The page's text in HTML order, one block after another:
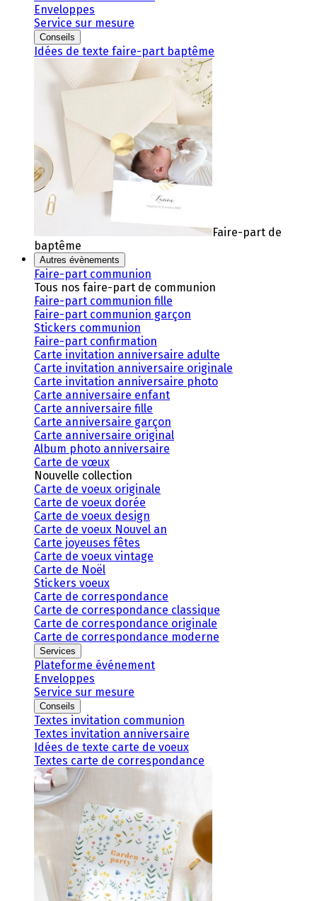
Enveloppes
Service sur mesure
Conseils
Idées de texte faire-part baptême
Faire-part de
baptême
Autres évènements
Faire-part communion
Tous nos faire-part de communion
Faire-part communion fille
Faire-part communion garçon
Stickers communion
Faire-part confirmation
Carte invitation anniversaire adulte
Carte invitation anniversaire originale
Carte invitation anniversaire photo
Carte anniversaire enfant
Carte anniversaire fille
Carte anniversaire garçon
Carte anniversaire original
Album photo anniversaire
Carte de vœux
Nouvelle collection
Carte de voeux originale
Carte de voeux dorée
Carte de voeux design
Carte de voeux Nouvel an
Carte joyeuses fêtes
Carte de voeux vintage
Carte de Noël
Stickers voeux
Carte de correspondance
Carte de correspondance classique
Carte de correspondance originale
Carte de correspondance moderne
Services
Plateforme événement
Enveloppes
Service sur mesure
Conseils
Textes invitation communion
Textes invitation anniversaire
Idées de texte carte de voeux
Textes carte de correspondance